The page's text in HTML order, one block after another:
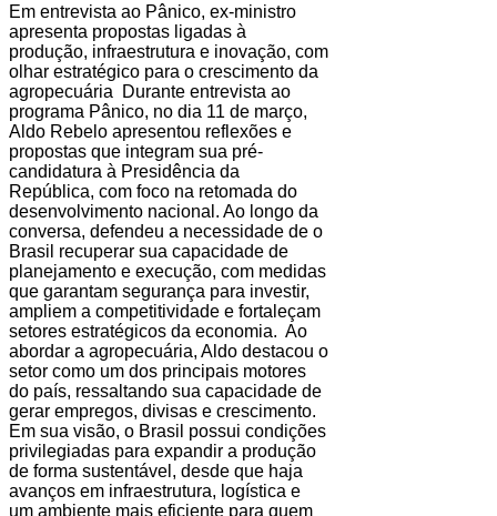
Em entrevista ao Pânico, ex-ministro
apresenta propostas ligadas à
produção, infraestrutura e inovação, com
olhar estratégico para o crescimento da
agropecuária Durante entrevista ao
programa Pânico, no dia 11 de março,
Aldo Rebelo apresentou reflexões e
propostas que integram sua pré-
candidatura à Presidência da
República, com foco na retomada do
desenvolvimento nacional. Ao longo da
conversa, defendeu a necessidade de o
Brasil recuperar sua capacidade de
planejamento e execução, com medidas
que garantam segurança para investir,
ampliem a competitividade e fortaleçam
setores estratégicos da economia. Ao
abordar a agropecuária, Aldo destacou o
setor como um dos principais motores
do país, ressaltando sua capacidade de
gerar empregos, divisas e crescimento.
Em sua visão, o Brasil possui condições
privilegiadas para expandir a produção
de forma sustentável, desde que haja
avanços em infraestrutura, logística e
um ambiente mais eficiente para quem